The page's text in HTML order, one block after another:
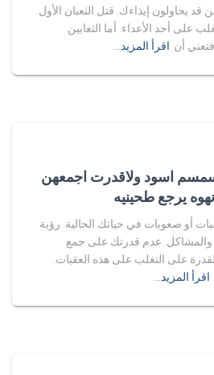
قد يحاولون إيذاءك. قتل الثعبان الأول
على أحد الأعداء. أما الثعابين
أن اقرأ المزيد…
اسود ولاقدرت اجمعهن
يرجع طحينيه
أو صعوبات في حياتك الحالية. رؤية
والمشاكل. عدم قدرتك على جمع
على التغلب على هذه العقبات.
اقرأ المزيد…